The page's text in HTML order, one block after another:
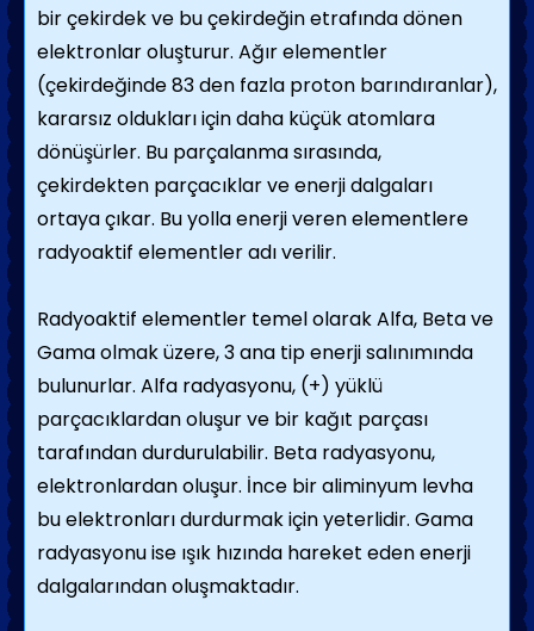
bir çekirdek ve bu çekirdeğin etrafında dönen
elektronlar oluşturur. Ağır elementler
(çekirdeğinde 83 den fazla proton barındıranlar),
kararsız oldukları için daha küçük atomlara
dönüşürler. Bu parçalanma sırasında,
çekirdekten parçacıklar ve enerji dalgaları
ortaya çıkar. Bu yolla enerji veren elementlere
radyoaktif elementler adı verilir.
Radyoaktif elementler temel olarak Alfa, Beta ve
Gama olmak üzere, 3 ana tip enerji salınımında
bulunurlar. Alfa radyasyonu, (+) yüklü
parçacıklardan oluşur ve bir kağıt parçası
tarafından durdurulabilir. Beta radyasyonu,
elektronlardan oluşur. İnce bir aliminyum levha
bu elektronları durdurmak için yeterlidir. Gama
radyasyonu ise ışık hızında hareket eden enerji
dalgalarından oluşmaktadır.